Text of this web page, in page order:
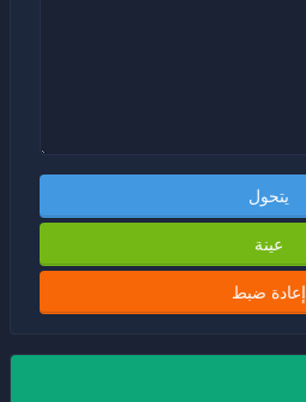
يتحول
عينة
إعادة ضبط